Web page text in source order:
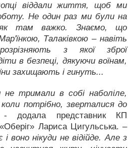
віддали життя, щоб ми
Не один раз ми були на
як там важко. Знаємо, що
Талаківкою – навіть
з якої зброї
в безпеці, дякуючи воїнам,
захищають і гинуть...
тримали в собі наболіле,
коли потрібно, зверталися до
додала представник КП
Лариса Цигульська. –
воно нікуди не відійде. Але з